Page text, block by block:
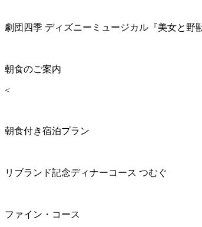
劇団四季 ディズニーミュージカル『美女と野
朝食のご案内
<
朝食付き宿泊プラン
リブランド記念ディナーコース つむぐ
ファイン・コース